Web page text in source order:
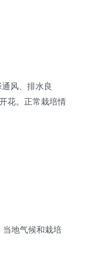
风、排水良
花。正常栽培情
当地气候和栽培